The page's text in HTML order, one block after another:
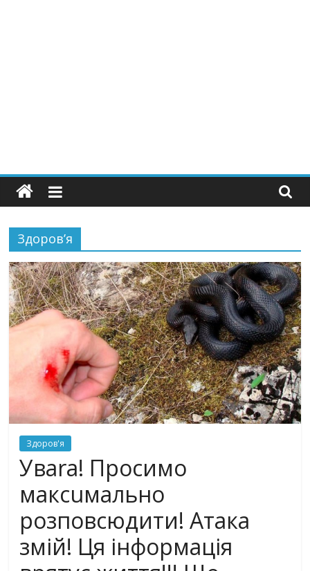
Здоров’я
Здоров'я
Уваrа! Просимо
мaксuмальнo
рoзпoвсюдити! Aтaка
змій! Ця інформація